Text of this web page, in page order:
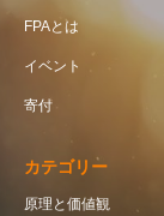
FPAとは
イベント
寄付
カテゴリー
原理と価値観